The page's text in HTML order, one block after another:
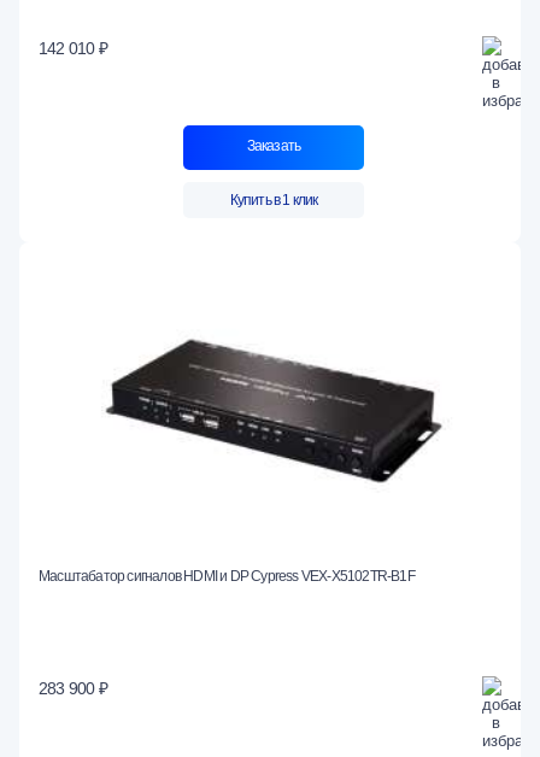
142 010 ₽
Заказать
Купить в 1 клик
Масштабатор сигналов HDMI и DP Cypress VEX-X5102TR-B1F
283 900 ₽